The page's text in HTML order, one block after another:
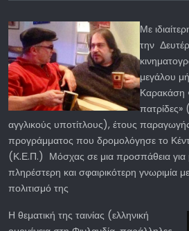
Με
την
μεγάλου
Καρακάση
πατρίδες»
αγγλικούς υποτίτλους), έτους
προγράμματος που δρομολόγησε το
(Κ.Ε.Π.) Μόσχας σε μια προσπάθεια για
πληρέστερη και σφαιρικότερη γνωριμία
πολιτισμό της
Η θεματική της ταινίας (ελληνική